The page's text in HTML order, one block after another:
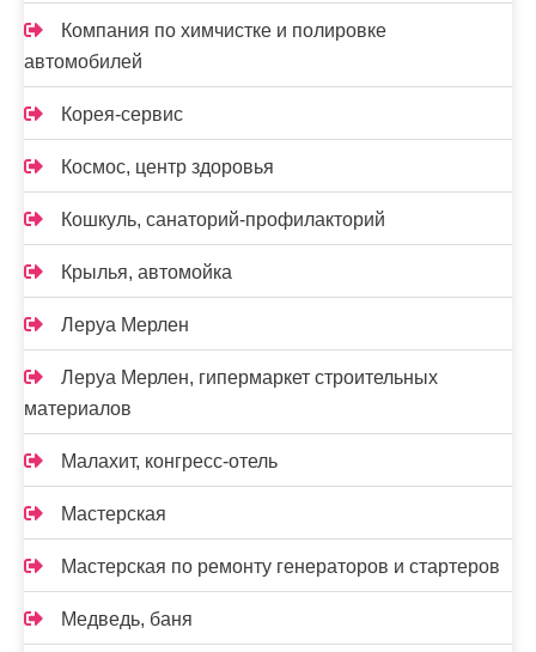
Компания по химчистке и полировке
автомобилей
Корея-сервис
Космос, центр здоровья
Кошкуль, санаторий-профилакторий
Крылья, автомойка
Леруа Мерлен
Леруа Мерлен, гипермаркет строительных
материалов
Малахит, конгресс-отель
Мастерская
Мастерская по ремонту генераторов и стартеров
Медведь, баня